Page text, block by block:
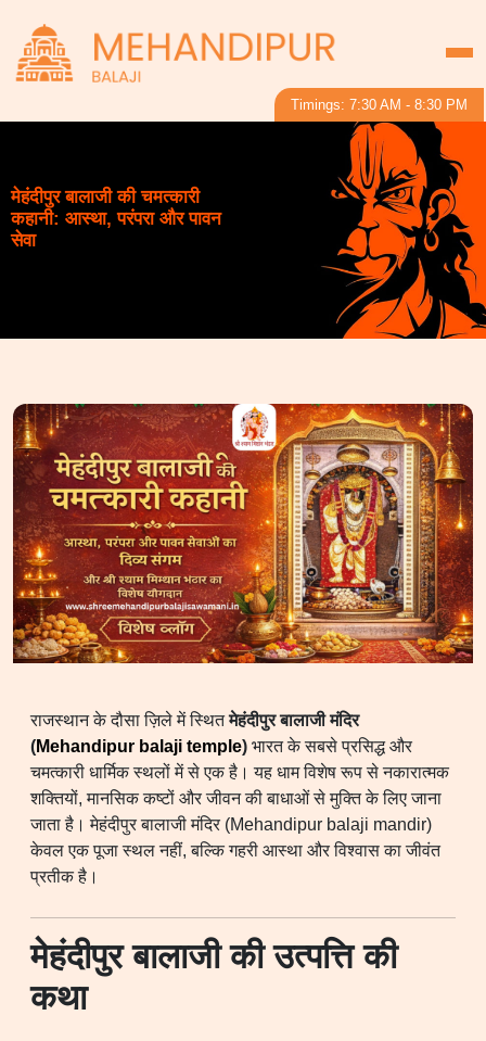
Timings: 7:30 AM - 8:30 PM
मेहंदीपुर बालाजी की चमत्कारी
कहानी: आस्था, परंपरा और पावन
सेवा
राजस्थान के दौसा ज़िले में स्थितमेहंदीपुर बालाजी मंदिर
(Mehandipur balaji temple) भारत के सबसे प्रसिद्ध और
चमत्कारी धार्मिक स्थलों में से एक है। यह धाम विशेष रूप से नकारात्मक
शक्तियों, मानसिक कष्टों और जीवन की बाधाओं से मुक्ति के लिए जाना
जाता है। मेहंदीपुर बालाजी मंदिर (Mehandipur balaji mandir)
केवल एक पूजा स्थल नहीं, बल्कि गहरी आस्था और विश्वास का जीवंत
प्रतीक है।
मेहंदीपुर बालाजी की उत्पत्ति की
कथा